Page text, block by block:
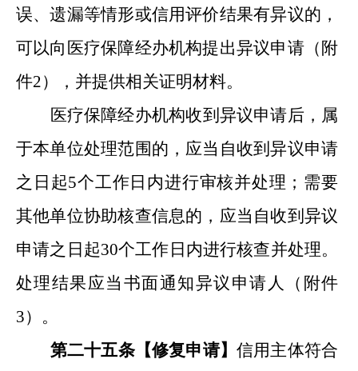
误、遗漏等情形或信用评价结果有异议的，
可以向 医疗保障经办机构提出异议申请（ 附
件2）， 并提供相关证明材料。
医疗保障经办机构收到异议申请后，属
于本单位处理范围的，应当自收到异议申请
之日起5个工作日内进行审核并处理；需要
其他单位协助核查信息的，应当自收到异议
申请之日起30个工作日内进行核查并处理。
处理结果应当书面通知异议申请人
（ 附件
3） 。
第二十五条【修复申请】 信用主体符合